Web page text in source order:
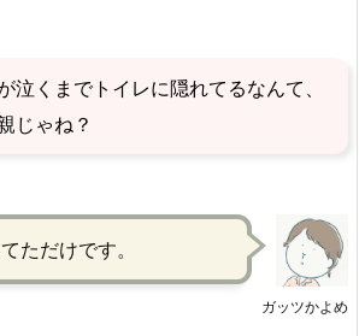
泣くまでトイレに隠れてるなんて、
じゃね？
ガッツかよめ
ただけです。